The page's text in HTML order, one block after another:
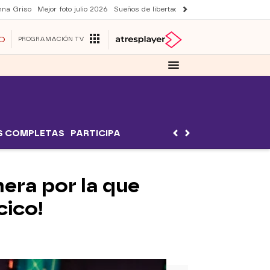
Griso Mejor foto julio 2026 Sueños de libertad Suri y Tom Cruise
PROGRAMACIÓN TV
COMPLETAS PARTICIPA
por la que